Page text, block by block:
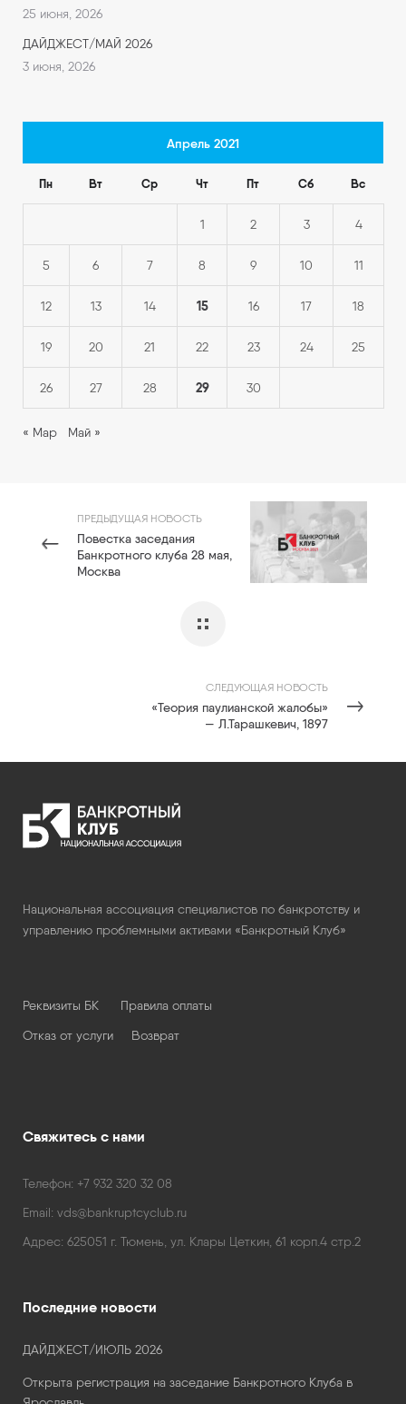
25 июня, 2026
ДАЙДЖЕСТ/МАЙ 2026
3 июня, 2026
Апрель 2021
Пн Вт Ср Чт Пт Сб Вс
1 2 3 4
5 6 7 8 9 10 11
12 13 14 15 16 17 18
19 20 21 22 23 24 25
26 27 28 29 30
« Мар Май »
ПРЕДЫДУЩАЯ НОВОСТЬ
Повестка заседания
Банкротного клуба 28 мая,
Москва
СЛЕДУЮЩАЯ НОВОСТЬ
«Теория паулианской жалобы»
— Л.Тарашкевич, 1897
Национальная ассоциация специалистов по банкротству и
управлению проблемными активами «Банкротный Клуб»
Реквизиты БК Правила оплаты
Отказ от услуги Возврат
Свяжитесь с нами
Телефон: +7 932 320 32 08
Email: vds@bankruptcyclub.ru
Адрес: 625051 г. Тюмень, ул. Клары Цеткин, 61 корп.4 стр.2
Последние новости
ДАЙДЖЕСТ/ИЮЛЬ 2026
Открыта регистрация на заседание Банкротного Клуба в